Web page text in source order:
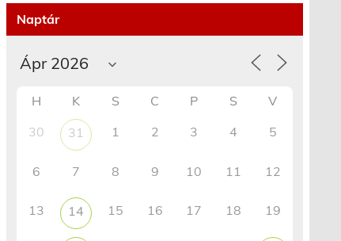
Naptár
H K S C P S
V
30
31 1 2 3 4 5
6 7 8 9 10 11 12
13 14 15 16 17 18 19